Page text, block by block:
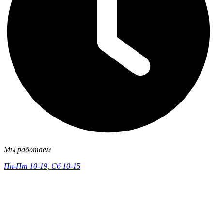
Мы работаем
Пн-Пт 10-19, Сб 10-15